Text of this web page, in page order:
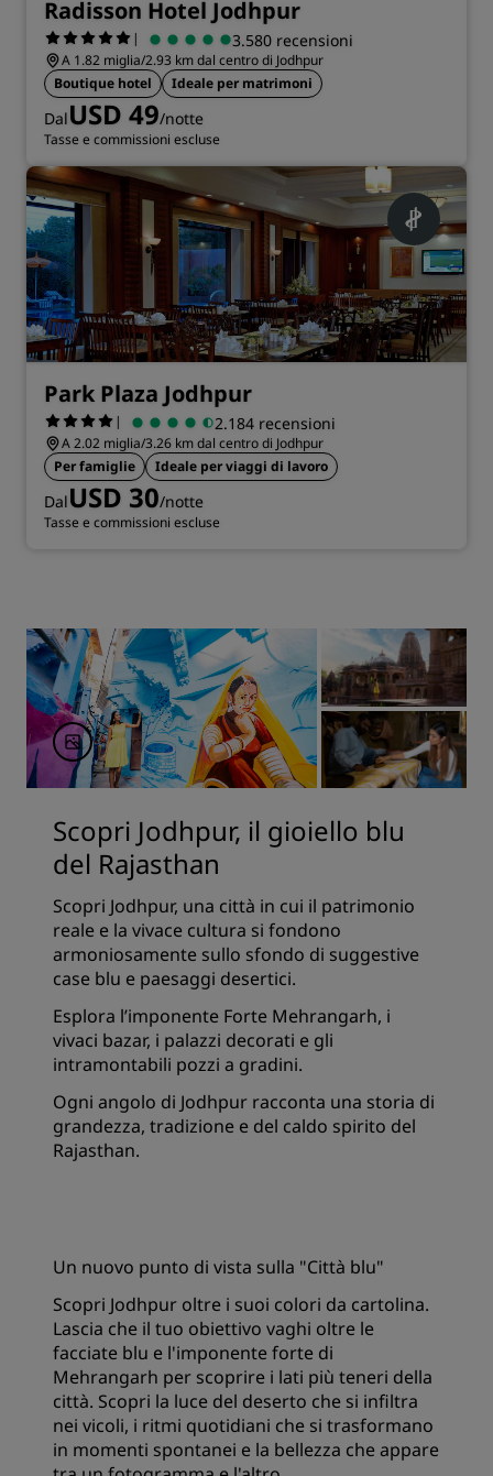
Radisson Hotel Jodhpur
| 3.580 recensioni
A 1.82 miglia/2.93 km dal centro di Jodhpur
Boutique hotel
Ideale per matrimoni
DalUSD 49/notte
Tasse e commissioni escluse
Park Plaza Jodhpur
| 2.184 recensioni
A 2.02 miglia/3.26 km dal centro di Jodhpur
Per famiglie
Ideale per viaggi di lavoro
DalUSD 30/notte
Tasse e commissioni escluse
Scopri Jodhpur, il gioiello blu
del Rajasthan
Scopri Jodhpur, una città in cui il patrimonio
reale e la vivace cultura si fondono
armoniosamente sullo sfondo di suggestive
case blu e paesaggi desertici.
Esplora l’imponente Forte Mehrangarh, i
vivaci bazar, i palazzi decorati e gli
intramontabili pozzi a gradini.
Ogni angolo di Jodhpur racconta una storia di
grandezza, tradizione e del caldo spirito del
Rajasthan.
Un nuovo punto di vista sulla "Città blu"
Scopri Jodhpur oltre i suoi colori da cartolina.
Lascia che il tuo obiettivo vaghi oltre le
facciate blu e l'imponente forte di
Mehrangarh per scoprire i lati più teneri della
città. Scopri la luce del deserto che si infiltra
nei vicoli, i ritmi quotidiani che si trasformano
in momenti spontanei e la bellezza che appare